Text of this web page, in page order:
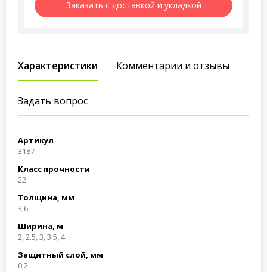
Заказать с доставкой и укладкой
Характеристики Комментарии и отзывы
Задать вопрос
Артикул
3187
Класс прочности
22
Толщина, мм
3,6
Ширина, м
2, 2.5, 3, 3.5, 4
Защитный слой, мм
0,2